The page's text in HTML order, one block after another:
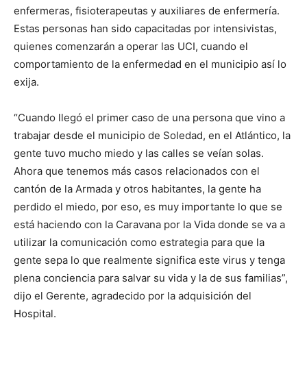
enfermeras, fisioterapeutas y auxiliares de enfermería.
Estas personas han sido capacitadas por intensivistas,
quienes comenzarán a operar las UCI, cuando el
comportamiento de la enfermedad en el municipio así lo
exija.
“Cuando llegó el primer caso de una persona que vino a
trabajar desde el municipio de Soledad, en el Atlántico, la
gente tuvo mucho miedo y las calles se veían solas.
Ahora que tenemos más casos relacionados con el
cantón de la Armada y otros habitantes, la gente ha
perdido el miedo, por eso, es muy importante lo que se
está haciendo con la Caravana por la Vida donde se va a
utilizar la comunicación como estrategia para que la
gente sepa lo que realmente significa este virus y tenga
plena conciencia para salvar su vida y la de sus familias”,
dijo el Gerente, agradecido por la adquisición del
Hospital.